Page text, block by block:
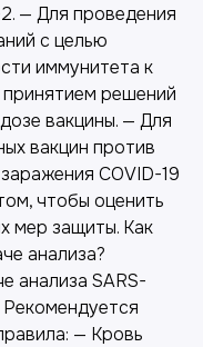
— Для проведения
с целью
иммунитета к
решений
вакцины. — Для
вакцин против
COVID-19
чтобы оценить
мер защиты. Как
анализа?
анализа SARS-
— Кровь